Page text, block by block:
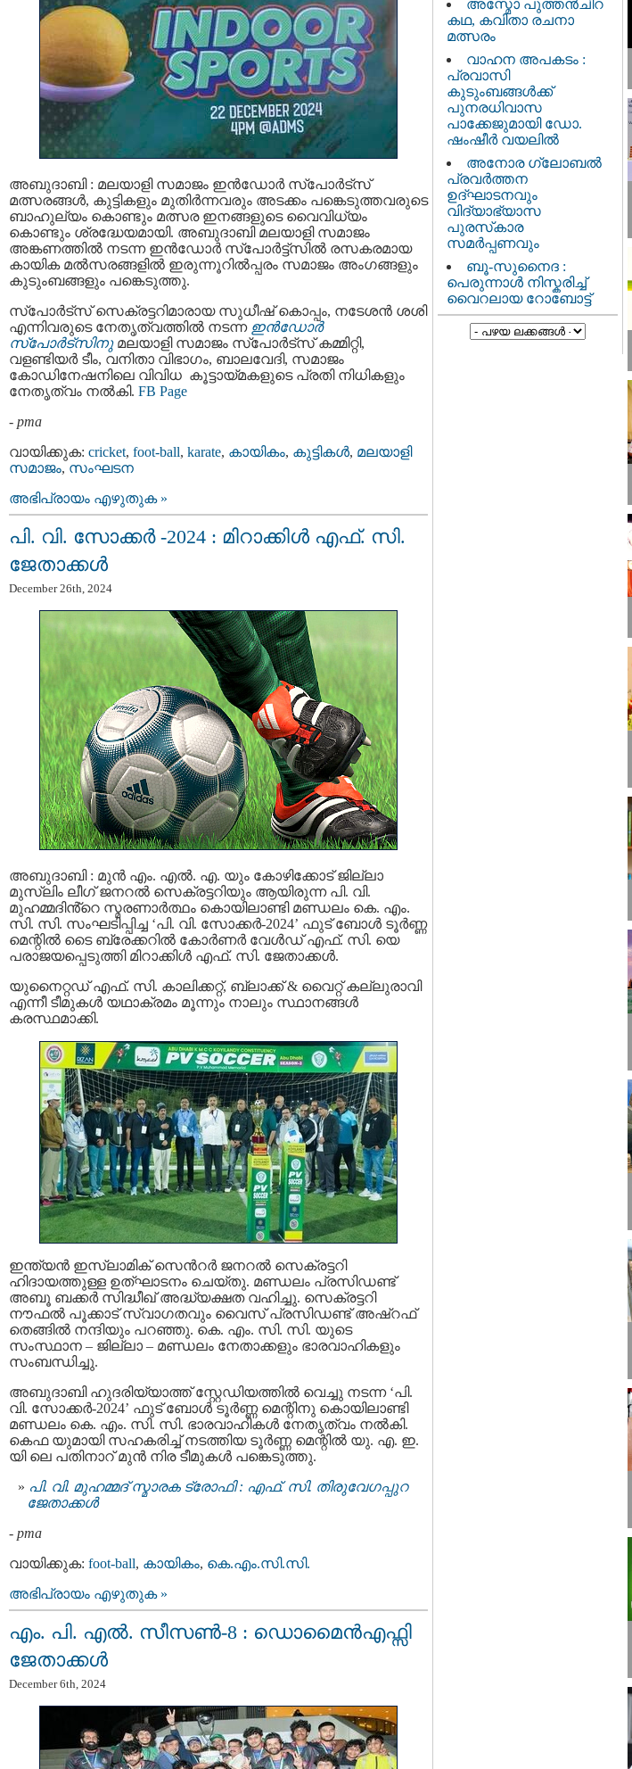
അബുദാബി : മലയാളി സമാജം ഇൻഡോർ സ്പോർട്സ്
മത്സരങ്ങൾ, കുട്ടികളും മുതിർന്നവരും അടക്കം പങ്കെടുത്തവരുടെ
ബാഹുല്യം കൊണ്ടും മത്സര ഇനങ്ങളുടെ വൈവിധ്യം
കൊണ്ടും ശ്രദ്ധേയമായി. അബുദാബി മലയാളി സമാജം
അങ്കണത്തിൽ നടന്ന ഇൻഡോർ സ്പോർട്ട്സിൽ രസകരമായ
കായിക മൽസരങ്ങളിൽ ഇരുന്നൂറിൽപ്പരം സമാജം അംഗങ്ങളും
കുടുംബങ്ങളും പങ്കെടുത്തു.
സ്പോർട്സ് സെക്രട്ടറിമാരായ സുധീഷ് കൊപ്പം, നടേശൻ ശശി
എന്നിവരുടെ നേതൃത്വത്തിൽ നടന്ന ഇൻഡോർ
സ്പോർട്സിനു മലയാളി സമാജം സ്പോർട്സ് കമ്മിറ്റി,
വളണ്ടിയർ ടീം, വനിതാ വിഭാഗം, ബാലവേദി, സമാജം
കോഡിനേഷനിലെ വിവിധ കൂട്ടായ്മകളുടെ പ്രതി നിധികളും
നേതൃത്വം നൽകി. FB Page
- pma
വായിക്കുക: cricket, foot-ball, karate, കായികം, കുട്ടികള്‍, മലയാളി
സമാജം, സംഘടന
അഭിപ്രായം എഴുതുക »
പി. വി. സോക്കർ -2024 : മിറാക്കിൾ എഫ്. സി.
ജേതാക്കൾ
December 26th, 2024
അബുദാബി : മുൻ എം. എൽ. എ. യും കോഴിക്കോട് ജില്ലാ
മുസ്ലിം ലീഗ് ജനറൽ സെക്രട്ടറിയും ആയിരുന്ന പി. വി.
മുഹമ്മദിൻ്റെ സ്മരണാർത്ഥം കൊയിലാണ്ടി മണ്ഡലം കെ. എം.
സി. സി. സംഘടിപ്പിച്ച ‘പി. വി. സോക്കർ-2024’ ഫുട് ബോൾ ടൂർണ്ണ
മെന്റിൽ ടൈ ബ്രേക്കറിൽ കോർണർ വേൾഡ് എഫ്. സി. യെ
പരാജയപ്പെടുത്തി മിറാക്കിൾ എഫ്. സി. ജേതാക്കൾ.
യുനൈറ്റഡ് എഫ്. സി. കാലിക്കറ്റ്, ബ്ലാക്ക് & വൈറ്റ് കല്ലുരാവി
എന്നീ ടീമുകൾ യഥാക്രമം മൂന്നും നാലും സ്ഥാനങ്ങൾ
കരസ്ഥമാക്കി.
ഇന്ത്യൻ ഇസ്ലാമിക് സെൻറർ ജനറൽ സെക്രട്ടറി
ഹിദായത്തുള്ള ഉത്ഘാടനം ചെയ്തു. മണ്ഡലം പ്രസിഡണ്ട്
അബൂ ബക്കർ സിദ്ധീഖ് അദ്ധ്യക്ഷത വഹിച്ചു. സെക്രട്ടറി
നൗഫൽ പൂക്കാട് സ്വാഗതവും വൈസ് പ്രസിഡണ്ട് അഷ്‌റഫ്‌
തെങ്ങിൽ നന്ദിയും പറഞ്ഞു. കെ. എം. സി. സി. യുടെ
സംസ്ഥാന – ജില്ലാ – മണ്ഡലം നേതാക്കളും ഭാരവാഹികളും
സംബന്ധിച്ചു.
അബുദാബി ഹുദരിയ്യാത്ത് സ്റ്റേഡിയത്തിൽ വെച്ചു നടന്ന ‘പി.
വി. സോക്കർ-2024’ ഫുട് ബോൾ ടൂർണ്ണ മെന്റിനു കൊയിലാണ്ടി
മണ്ഡലം കെ. എം. സി. സി. ഭാരവാഹികൾ നേതൃത്വം നൽകി.
കെഫ യുമായി സഹകരിച്ച്‌ നടത്തിയ ടൂർണ്ണ മെന്റിൽ യു. എ. ഇ.
യി ലെ പതിനാറ് മുൻ നിര ടീമുകൾ പങ്കെടുത്തു.
പി. വി. മുഹമ്മദ് സ്മാരക ട്രോഫി : എഫ്. സി. തിരുവേഗപ്പുറ
ജേതാക്കള്‍
- pma
വായിക്കുക: foot-ball, കായികം, കെ.എം.സി.സി.
അഭിപ്രായം എഴുതുക »
എം. പി. എൽ. സീസൺ-8 : ഡൊമൈൻഎഫ്സി
ജേതാക്കൾ
December 6th, 2024
അസ്മോ പുത്തൻചിറ
കഥ, കവിതാ രചനാ
മത്സരം
വാഹന അപകടം :
പ്രവാസി
കുടുംബങ്ങൾക്ക്
പുനരധിവാസ
പാക്കേജുമായി ഡോ.
ഷംഷീർ വയലിൽ
അനോര ഗ്ലോബൽ
പ്രവർത്തന
ഉദ്ഘാടനവും
വിദ്യാഭ്യാസ
പുരസ്‌കാര
സമർപ്പണവും
ബൂ-സുനൈദ :
പെരുന്നാൾ നിസ്കരിച്ച്
വൈറലായ റോബോട്ട്